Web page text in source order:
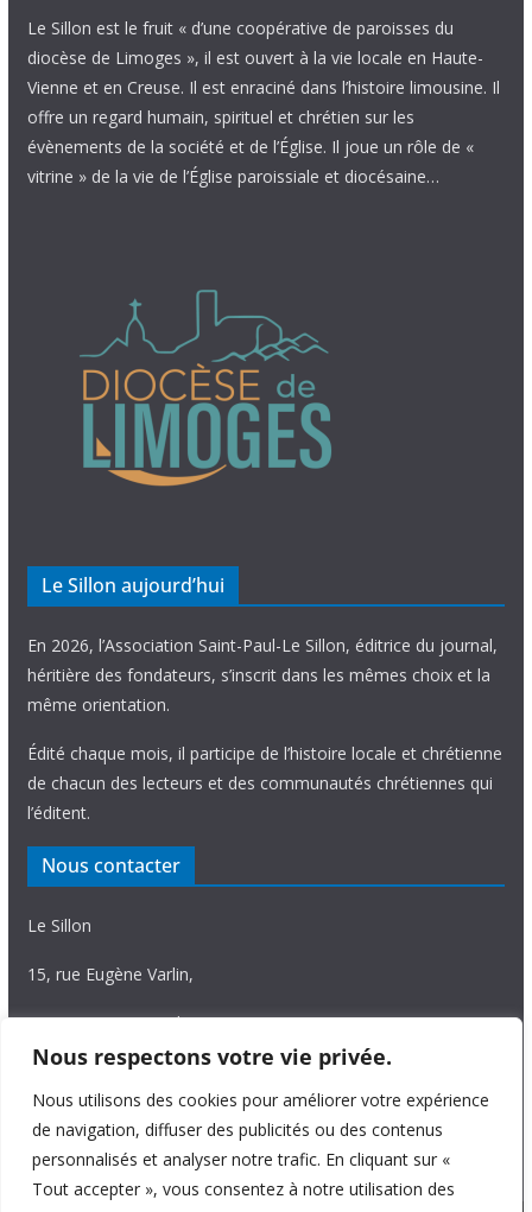
Nous respectons votre vie privée.
Nous utilisons des cookies pour améliorer votre expérience
de navigation, diffuser des publicités ou des contenus
personnalisés et analyser notre trafic. En cliquant sur «
Tout accepter », vous consentez à notre utilisation des
Le Sillon est le fruit « d’une coopérative de paroisses du
diocèse de Limoges », il est ouvert à la vie locale en Haute-
Vienne et en Creuse. Il est enraciné dans l’histoire limousine. Il
offre un regard humain, spirituel et chrétien sur les
évènements de la société et de l’Église. Il joue un rôle de «
vitrine » de la vie de l’Église paroissiale et diocésaine…
Le Sillon aujourd’hui
En 2026, l’Association Saint-Paul-Le Sillon, éditrice du journal,
héritière des fondateurs, s’inscrit dans les mêmes choix et la
même orientation.
Édité chaque mois, il participe de l’histoire locale et chrétienne
de chacun des lecteurs et des communautés chrétiennes qui
l’éditent.
Nous contacter
Le Sillon
15, rue Eugène Varlin,
87036 Limoges Cedex.
Tél. 05 55 06 14 15
Nous écrire